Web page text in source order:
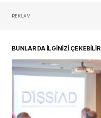
REKLAM
BUNLAR DA İLGİNİZİ ÇEKEBİLİR